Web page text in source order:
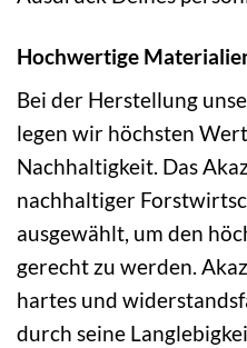
Hochwertige
Bei der Herstellung
legen wir höchsten
Nachhaltigkeit. Das
nachhaltiger
ausgewählt, um den
gerecht zu werden.
hartes und
durch seine